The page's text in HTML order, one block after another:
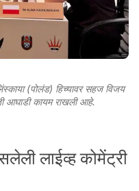
(पोलंड) हिच्यावर सहज विजय
आघाडी कायम राखली आहे.
लाईव्ह कोमेंट्री